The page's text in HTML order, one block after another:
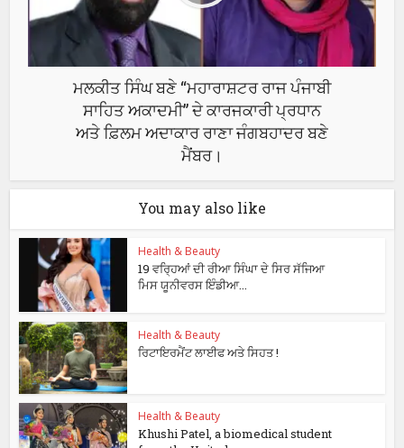
ਮਲਕੀਤ ਸਿੰਘ ਬਣੇ “ਮਹਾਰਾਸ਼ਟਰ ਰਾਜ ਪੰਜਾਬੀ
ਸਾਹਿਤ ਅਕਾਦਮੀ” ਦੇ ਕਾਰਜਕਾਰੀ ਪ੍ਰਧਾਨ
ਅਤੇ ਫ਼ਿਲਮ ਅਦਾਕਾਰ ਰਾਣਾ ਜੰਗਬਹਾਦਰ ਬਣੇ
ਮੈਂਬਰ।
You may also like
Health & Beauty
19 ਵਰ੍ਹਿਆਂ ਦੀ ਰੀਆ ਸਿੰਘਾ ਦੇ ਸਿਰ ਸੱਜਿਆ
ਮਿਸ ਯੂਨੀਵਰਸ ਇੰਡੀਆ...
Health & Beauty
ਰਿਟਾਇਰਮੈਂਟ ਲਾਈਫ ਅਤੇ ਸਿਹਤ !
Health & Beauty
Khushi Patel, a biomedical student